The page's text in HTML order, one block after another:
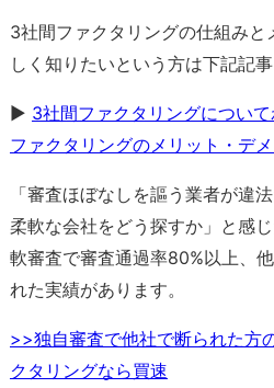
3社間ファクタリングの仕組み
しく知りたいという方は下記記事
▶ 3社間ファクタリングについ
ファクタリングのメリット・デ
「審査ほぼなしを謳う業者が違
柔軟な会社をどう探すか」と感
軟審査で審査通過率80%以上、
れた実績があります。
>>独自審査で他社で断られた方
クタリングなら買速